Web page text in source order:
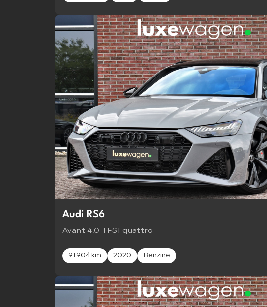
Audi RS6
Avant 4.0 TFSI quattro
91.904 km 2020 Benzine